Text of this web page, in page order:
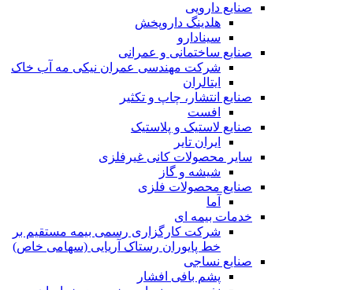
صنایع دارویی
هلدینگ داروپخش
سینادارو
صنایع ساختمانی و عمرانی
شرکت مهندسی عمران نیکی مه آب خاک
ایتالران
صنایع انتشار، چاپ و تکثير
افست
صنایع لاستیک و پلاستیک
ایران تایر
ساير محصولات كانی غيرفلزی
شیشه و گاز
صنایع محصولات فلزی
آما
خدمات بیمه ای
شرکت کارگزاری رسمی بیمه مستقیم بر
خط پایوران رستاک آریایی (سهامی خاص)
صنایع نساجی
پشم بافی افشار